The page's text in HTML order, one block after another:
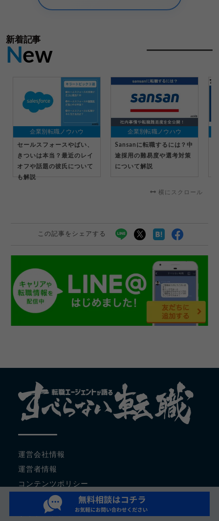
新着記事
New
企業別転職ノウハウ
セールスフォースやばい、
きついは本当？最近のレイ
オフや話題の彼氏について
も解説
企業別転職ノウハウ
Sansanに転職するには？中
途採用の難易度や選考対策
について解説
横にスクロール
この記事をシェアする
運営会社情報
運営者情報
コンテンツポリシー
調査概要・ランキングの根拠
サイトマップ